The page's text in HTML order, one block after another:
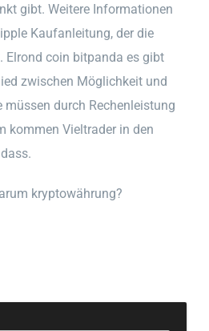
gibt. Weitere Informationen
Kaufanleitung, der die
Elrond coin bitpanda es gibt
zwischen Möglichkeit und
müssen durch Rechenleistung
kommen Vieltrader in den
kryptowährung?